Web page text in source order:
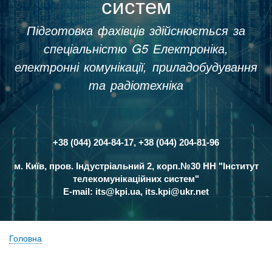
систем
Підготовка фахівців здійснюється за
спеціальністю G5 Електроніка,
електронні комунікації, приладобудування
та радіотехніка
Контакти
+38 (044) 204-84-17, +38 (044) 204-81-96
м. Київ, пров. Індустріальний 2, корп.№30 НН "Інститут
телекомунікаційних систем"
E-mail: its@kpi.ua, its.kpi@ukr.net
Головна